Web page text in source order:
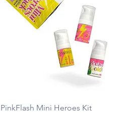
Ātrais skats
PinkFlash Mini Heroes Kit